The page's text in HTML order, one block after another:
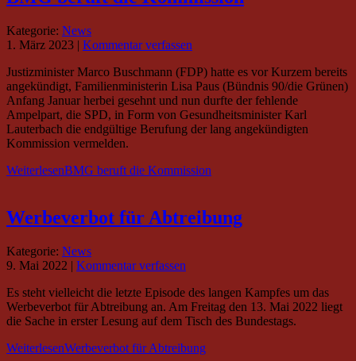
Kategorie: News
1. März 2023 | Kommentar verfassen
Justizminister Marco Buschmann (FDP) hatte es vor Kurzem bereits
angekündigt, Familienministerin Lisa Paus (Bündnis 90/die Grünen)
Anfang Januar herbei gesehnt und nun durfte der fehlende
Ampelpart, die SPD, in Form von Gesundheitsminister Karl
Lauterbach die endgültige Berufung der lang angekündigten
Kommission vermelden.
WeiterlesenBMG beruft die Kommission
Werbeverbot für Abtreibung
Kategorie: News
9. Mai 2022 | Kommentar verfassen
Es steht vielleicht die letzte Episode des langen Kampfes um das
Werbeverbot für Abtreibung an. Am Freitag den 13. Mai 2022 liegt
die Sache in erster Lesung auf dem Tisch des Bundestags.
WeiterlesenWerbeverbot für Abtreibung